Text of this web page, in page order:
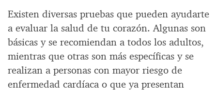
Existen diversas pruebas que pueden ayudarte
a evaluar la salud de tu corazón. Algunas son
básicas y se recomiendan a todos los adultos,
mientras que otras son más específicas y se
realizan a personas con mayor riesgo de
enfermedad cardíaca o que ya presentan